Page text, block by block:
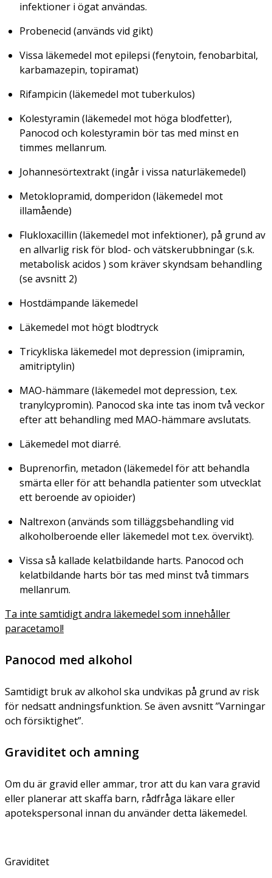
infektioner i ögat användas.
Probenecid (används vid gikt)
Vissa läkemedel mot epilepsi (fenytoin, fenobarbital,
karbamazepin, topiramat)
Rifampicin (läkemedel mot tuberkulos)
Kolestyramin (läkemedel mot höga blodfetter),
Panocod och kolestyramin bör tas med minst en
timmes mellanrum.
Johannesörtextrakt (ingår i vissa naturläkemedel)
Metoklopramid, domperidon (läkemedel mot
illamående)
Flukloxacillin (läkemedel mot infektioner), på grund av
en allvarlig risk för blod- och vätskerubbningar (s.k.
metabolisk acidos ) som kräver skyndsam behandling
(se avsnitt 2)
Hostdämpande läkemedel
Läkemedel mot högt blodtryck
Tricykliska läkemedel mot depression (imipramin,
amitriptylin)
MAO-hämmare (läkemedel mot depression, t.ex.
tranylcypromin). Panocod ska inte tas inom två veckor
efter att behandling med MAO-hämmare avslutats.
Läkemedel mot diarré.
Buprenorfin, metadon (läkemedel för att behandla
smärta eller för att behandla patienter som utvecklat
ett beroende av opioider)
Naltrexon (används som tilläggsbehandling vid
alkoholberoende eller läkemedel mot t.ex. övervikt).
Vissa så kallade kelatbildande harts. Panocod och
kelatbildande harts bör tas med minst två timmars
mellanrum.
Ta inte samtidigt andra läkemedel som innehåller
paracetamol!
Panocod med alkohol
Samtidigt bruk av alkohol ska undvikas på grund av risk
för nedsatt andningsfunktion. Se även avsnitt ”Varningar
och försiktighet”.
Graviditet och amning
Om du är gravid eller ammar, tror att du kan vara gravid
eller planerar att skaffa barn, rådfråga läkare eller
apotekspersonal innan du använder detta läkemedel.
Graviditet